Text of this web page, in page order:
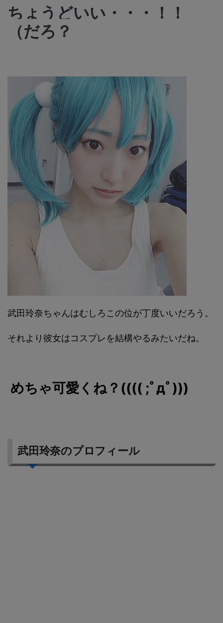
ちょうどいい・・・！！
（だろ？
武田玲奈ちゃんはむしろこの位が丁度いいだろう。
それより彼女はコスプレを結構やるみたいだね。
めちゃ可愛くね？(((( ;ﾟдﾟ)))
武田玲奈のプロフィール